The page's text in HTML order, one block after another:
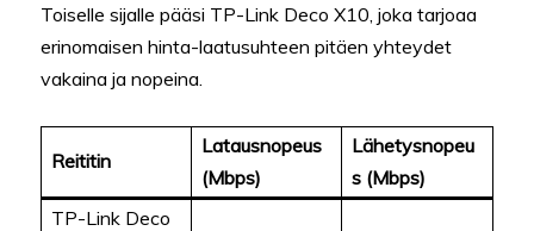
Toiselle sijalle pääsi TP-Link Deco X10, joka tarjoaa
erinomaisen hinta-laatusuhteen pitäen yhteydet
vakaina ja nopeina.
Reititin
Latausnopeus
(Mbps)
Lähetysnopeu
s (Mbps)
TP-Link Deco